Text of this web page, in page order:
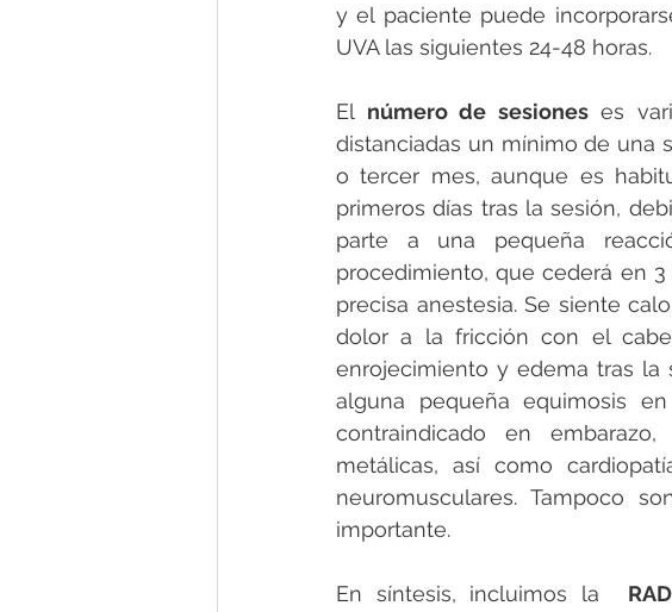
y el paciente puede
UVA las siguientes 24-48 horas.
El número de sesiones es
distanciadas un mínimo de una
o tercer mes, aunque es
primeros días tras la sesión,
parte a una pequeña
procedimiento, que cederá en
precisa anestesia. Se siente
dolor a la fricción con el
enrojecimiento y edema tras la
alguna pequeña equimosis
contraindicado en
metálicas, así como
neuromusculares. Tampoco
importante.
En síntesis, incluimos la